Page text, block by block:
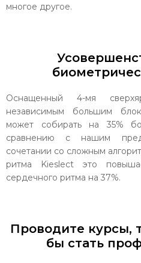
многое другое.
Оснащенный 4-мя
независимым большим
может собирать на 35%
сравнению с нашим
сочетании со сложным
ритма Kieslect это
сердечного ритма на 37%.
Проводите курсы,
бы стать